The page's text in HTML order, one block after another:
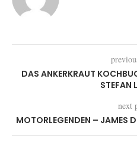
DAS ANKERKRAUT
STEFAN
next
MOTORLEGENDEN – JAMES